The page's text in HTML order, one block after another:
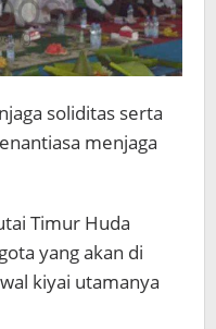
soliditas serta
menjaga
Timur Huda
yang akan di
kiyai utamanya